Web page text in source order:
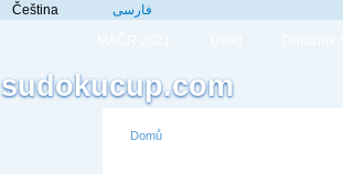
Čeština فارسی
sudokucup.com
Domů